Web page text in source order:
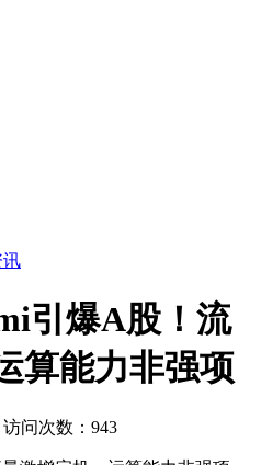
讯
引爆A股！流
算能力非强项
访问次数：943